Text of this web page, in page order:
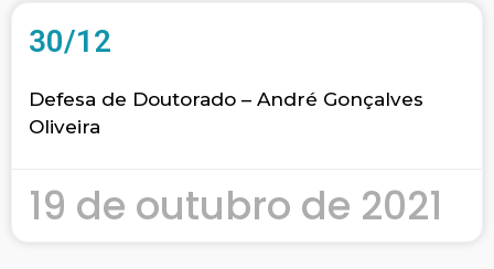
30/12
Defesa de Doutorado – André Gonçalves
Oliveira
19 de outubro de 2021